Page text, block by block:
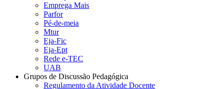
Emprega Mais
Parfor
Pé-de-meia
Mtur
Eja-Fic
Eja-Ept
Rede e-TEC
UAB
Grupos de Discussão Pedagógica
Regulamento da Atividade Docente